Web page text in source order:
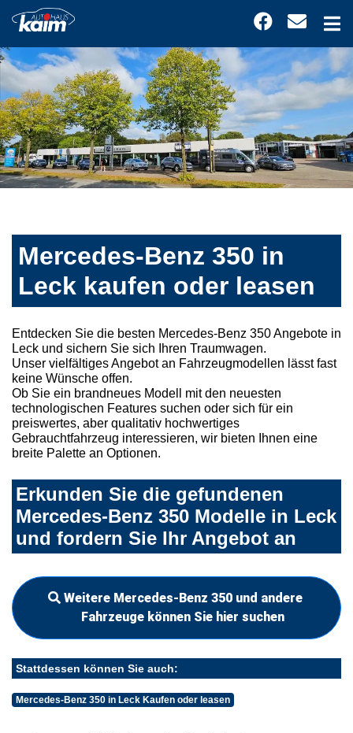
Mercedes-Benz 350 in
Leck kaufen oder leasen
Entdecken Sie die besten Mercedes-Benz 350 Angebote in
Leck und sichern Sie sich Ihren Traumwagen.
Unser vielfältiges Angebot an Fahrzeugmodellen lässt fast
keine Wünsche offen.
Ob Sie ein brandneues Modell mit den neuesten
technologischen Features suchen oder sich für ein
preiswertes, aber qualitativ hochwertiges
Gebrauchtfahrzeug interessieren, wir bieten Ihnen eine
breite Palette an Optionen.
Erkunden Sie die gefundenen
Mercedes-Benz 350 Modelle in Leck
und fordern Sie Ihr Angebot an
Weitere Mercedes-Benz 350 und andere
Fahrzeuge können Sie hier suchen
Stattdessen können Sie auch:
Mercedes-Benz 350 in Leck Kaufen oder leasen